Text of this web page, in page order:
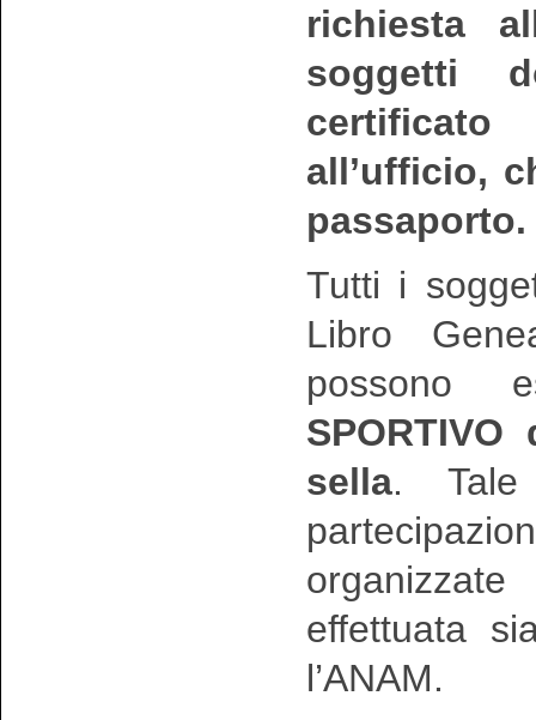
richiesta
soggetti
all’ufficio,
passaporto.
Tutti i
Libro
possono
sella. Tale
effettuata
l’ANAM.